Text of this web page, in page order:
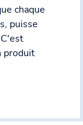
chaque
puisse
produit